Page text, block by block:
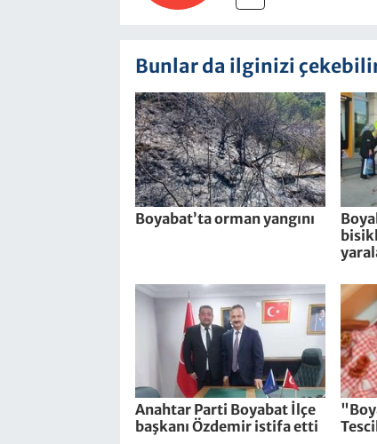
Bunlar da ilginizi
Boyabat’ta orman yangını
Anahtar Parti Boyabat İlçe
başkanı Özdemir istifa etti